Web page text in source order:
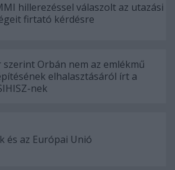
hillerezéssel válaszolt az utazási
firtató kérdésre
szerint Orbán nem az emlékmű
elhalasztásáról írt a
nek
és az Európai Unió